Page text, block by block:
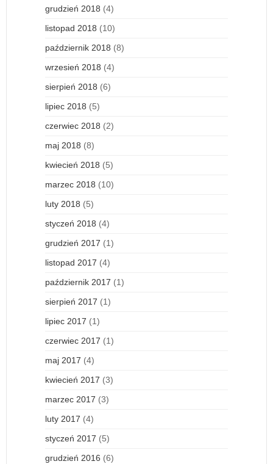
grudzień 2018 (4)
listopad 2018 (10)
październik 2018 (8)
wrzesień 2018 (4)
sierpień 2018 (6)
lipiec 2018 (5)
czerwiec 2018 (2)
maj 2018 (8)
kwiecień 2018 (5)
marzec 2018 (10)
luty 2018 (5)
styczeń 2018 (4)
grudzień 2017 (1)
listopad 2017 (4)
październik 2017 (1)
sierpień 2017 (1)
lipiec 2017 (1)
czerwiec 2017 (1)
maj 2017 (4)
kwiecień 2017 (3)
marzec 2017 (3)
luty 2017 (4)
styczeń 2017 (5)
grudzień 2016 (6)